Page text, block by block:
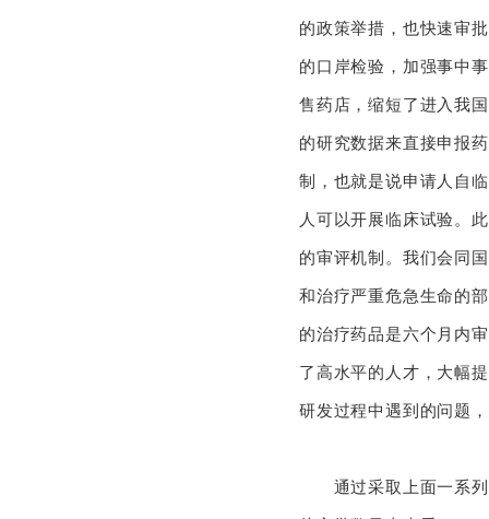
的政策举措，也快速审
的口岸检验，加强事中
售药店，缩短了进入我
的研究数据来直接申报
制，也就是说申请人自
人可以开展临床试验。
的审评机制。我们会同
和治疗严重危急生命的
的治疗药品是六个月内
了高水平的人才，大幅
研发过程中遇到的问题
通过采取上面一系列